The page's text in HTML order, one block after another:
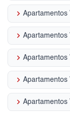
keyboard_arrow_right Apartamentos
keyboard_arrow_right Apartamentos
keyboard_arrow_right Apartamentos
keyboard_arrow_right Apartamentos
keyboard_arrow_right Apartamentos